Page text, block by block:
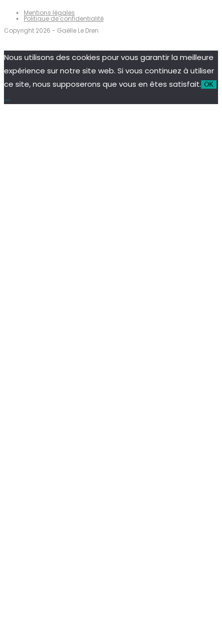
Mentions légales
Politique de confidentialité
Copyright 2026 - Gaëlle Le Dren
Nous utilisons des cookies pour vous garantir la meilleure
expérience sur notre site web. Si vous continuez à utiliser
ce site, nous supposerons que vous en êtes satisfait. OK